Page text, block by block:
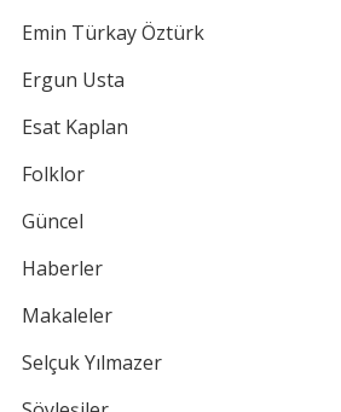
Emin Türkay Öztürk
Ergun Usta
Esat Kaplan
Folklor
Güncel
Haberler
Makaleler
Selçuk Yılmazer